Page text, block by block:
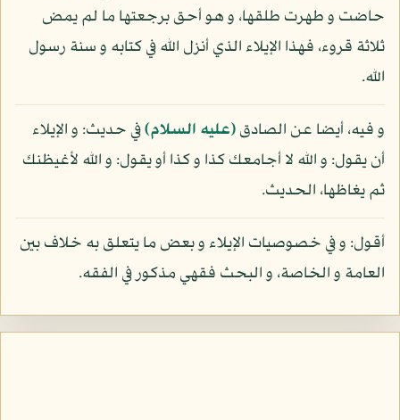
حاضت و طهرت طلقها، و هو أحق برجعتها ما لم يمض
ثلاثة قروء، فهذا الإيلاء الذي أنزل الله في كتابه و سنة رسول
الله.
و فيه، أيضا عن الصادق(عليه السلام)في حديث: و الإيلاء
أن يقول: و الله لا أجامعك كذا و كذا أو يقول: و الله لأغيظنك
ثم يغاظها، الحديث.
أقول: و في خصوصيات الإيلاء و بعض ما يتعلق به خلاف بين
العامة و الخاصة، و البحث فقهي مذكور في الفقه.